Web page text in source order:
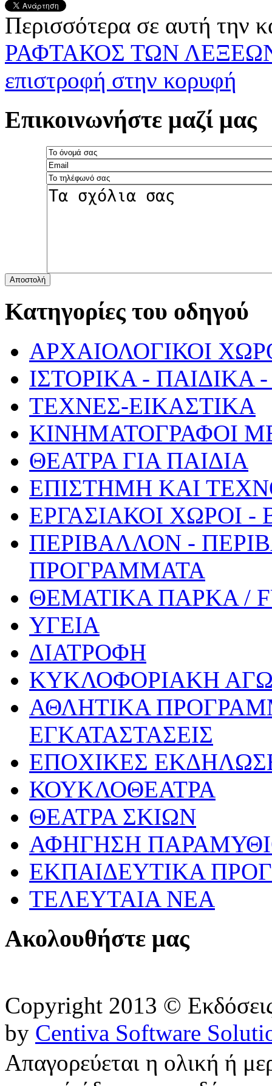
Περισσότερα σε αυτή την
ΡΑΦΤΑΚΟΣ ΤΩΝ
επιστροφή στην κορυφή
Επικοινωνήστε μαζί μας
Αποστολή
Κατηγορίες του οδηγού
ΑΡΧΑΙΟΛΟΓΙΚΟΙ
ΙΣΤΟΡΙΚΑ -
ΤΕΧΝΕΣ-ΕΙΚΑΣΤΙΚΑ
ΚΙΝΗΜΑΤΟΓΡΑΦΟΙ
ΘΕΑΤΡΑ ΓΙΑ ΠΑΙΔΙΑ
ΕΠΙΣΤΗΜΗ ΚΑΙ
ΕΡΓΑΣΙΑΚΟΙ ΧΩΡΟΙ
ΠΕΡΙΒΑΛΛΟΝ -
ΠΡΟΓΡΑΜΜΑΤΑ
ΘΕΜΑΤΙΚΑ ΠΑΡΚΑ /
ΥΓΕΙΑ
ΔΙΑΤΡΟΦΗ
ΚΥΚΛΟΦΟΡΙΑΚΗ
ΑΘΛΗΤΙΚΑ
ΕΓΚΑΤΑΣΤΑΣΕΙΣ
ΕΠΟΧΙΚΕΣ
ΚΟΥΚΛΟΘΕΑΤΡΑ
ΘΕΑΤΡΑ ΣΚΙΩΝ
ΑΦΗΓΗΣΗ
ΕΚΠΑΙΔΕΥΤΙΚΑ
ΤΕΛΕΥΤΑΙΑ ΝΕΑ
Ακολουθήστε μας
Copyright 2013 ©
by Centiva Software
Απαγορεύεται η ολική ή